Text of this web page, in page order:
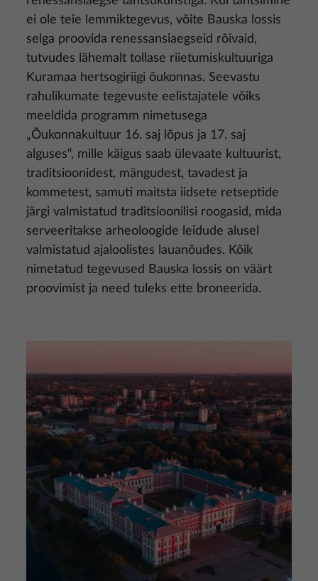
ei ole teie lemmiktegevus, võite Bauska lossis
selga proovida renessansiaegseid rõivaid,
tutvudes lähemalt tollase riietumiskultuuriga
Kuramaa hertsogiriigi õukonnas. Seevastu
rahulikumate tegevuste eelistajatele võiks
meeldida programm nimetusega
„Õukonnakultuur 16. saj lõpus ja 17. saj
alguses“, mille käigus saab ülevaate kultuurist,
traditsioonidest, mängudest, tavadest ja
kommetest, samuti maitsta iidsete retseptide
järgi valmistatud traditsioonilisi roogasid, mida
serveeritakse arheoloogide leidude alusel
valmistatud ajaloolistes lauanõudes. Kõik
nimetatud tegevused Bauska lossis on väärt
proovimist ja need tuleks ette broneerida.